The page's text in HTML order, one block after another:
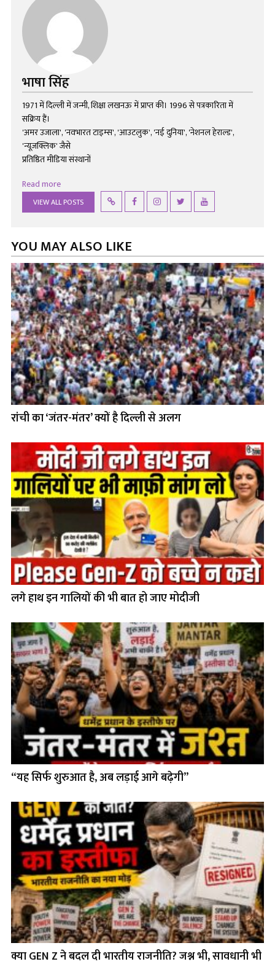
भाषा सिंह
1971 में दिल्ली में जन्मी, शिक्षा लखनऊ में प्राप्त की। 1996 से पत्रकारिता में
सक्रिय हैं।
'अमर उजाला', 'नवभारत टाइम्स', 'आउटलुक', 'नई दुनिया', 'नेशनल हेराल्ड',
'न्यूज़क्लिक' जैसे
प्रतिष्ठित मीडिया संस्थानों
Read more
VIEW ALL POSTS
YOU MAY ALSO LIKE
रांची का ‘जंतर-मंतर’ क्यों है दिल्ली से अलग
लगे हाथ इन गालियों की भी बात हो जाए मोदीजी
“यह सिर्फ शुरुआत है, अब लड़ाई आगे बढ़ेगी”
क्या GEN Z ने बदल दी भारतीय राजनीति? जश्न भी, सावधानी भी